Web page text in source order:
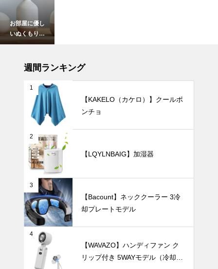
お部屋に優し
いぬくもり
を。北欧風
マット質感」
花瓶の魅力。
穏やかな暮ら
しを演出す
る、和モダン
テイストの陶
器花瓶おすす
め3選。
インテリア小物
爽やかな透明
感を演出す
る、おしゃれ
なガラス花瓶
の選び方。
暑さ対策
週間ランキング
1
【KAKELO（カケロ）】クールポ
ンチョ
2
【LQYLNBAIG】加湿器
3
【Bacount】ネッククーラー 3冷
却プレートモデル
4
【WAVAZO】ハンディファン ク
リップ付き 5WAYモデル（冷却プ